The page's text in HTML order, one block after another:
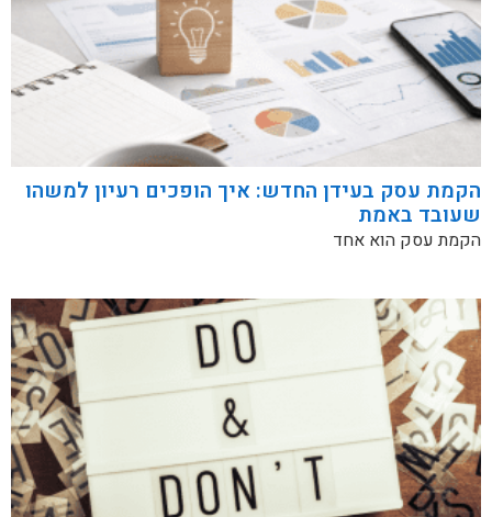
הקמת עסק בעידן החדש: איך הופכים רעיון למשהו
שעובד באמת
הקמת עסק הוא אחד